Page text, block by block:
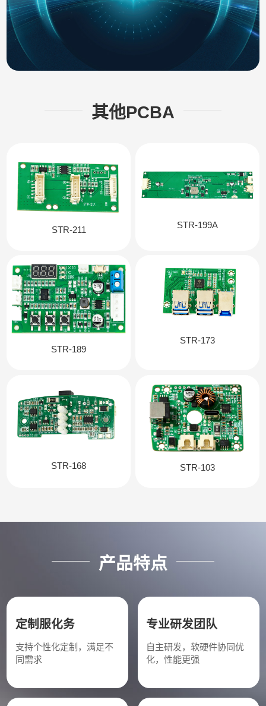
其他PCBA
STR-211
STR-199A
STR-189
STR-173
STR-168 STR-103
产品特点
定制服化务
支持个性化定制，满足不
同需求
专业研发团队
自主研发，软硬件协同优
化，性能更强